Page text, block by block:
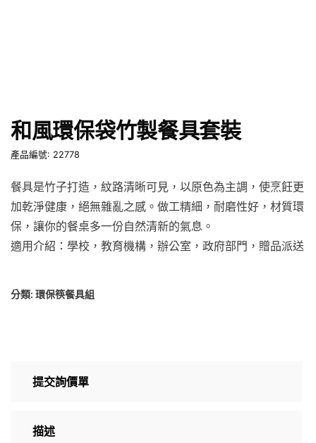
和風環保袋竹製餐具套裝
產品編號: 22778
餐具是竹子打造，紋路清晰可見，以原色為主調，使烹飪更
加乾淨健康，絕無雜亂之感。做工精細，耐磨性好，材質環
保，讓你的餐桌多一份自然清新的氣息。
適用介紹：學校，教育機構，辦公室，政府部門，贈品派送
分類: 環保筷餐具組
提交詢價單
描述